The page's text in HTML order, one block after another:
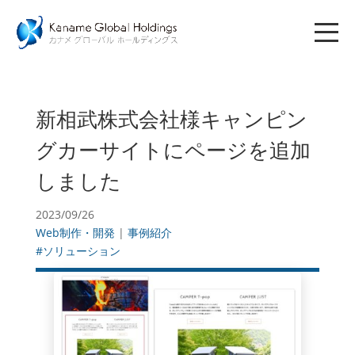
新相武株式会社様キャンピン
グカーサイトにページを追加
しました
2023/09/26
Web制作・開発 | 事例紹介
#ソリューション